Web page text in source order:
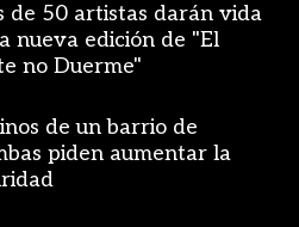
de 50 artistas darán vida
nueva edición de "El
no Duerme"
de un barrio de
piden aumentar la